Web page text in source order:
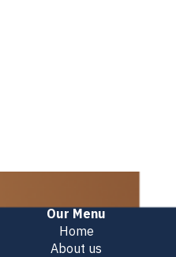
Our Menu
Home
About us